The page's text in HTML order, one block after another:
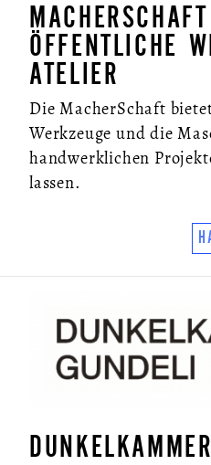
ÖFFENTLICHE
ATELIER
Die MacherSchaft
Werkzeuge und die
handwerklichen
lassen.